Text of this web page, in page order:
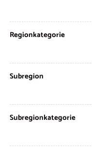
Regionkategorie
Subregion
Subregionkategorie